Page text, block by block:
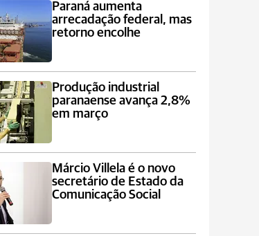
Paraná aumenta
arrecadação federal, mas
retorno encolhe
Produção industrial
paranaense avança 2,8%
em março
Márcio Villela é o novo
secretário de Estado da
Comunicação Social